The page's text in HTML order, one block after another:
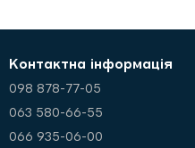
Контактна інформація
098 878-77-05
063 580-66-55
066 935-06-00